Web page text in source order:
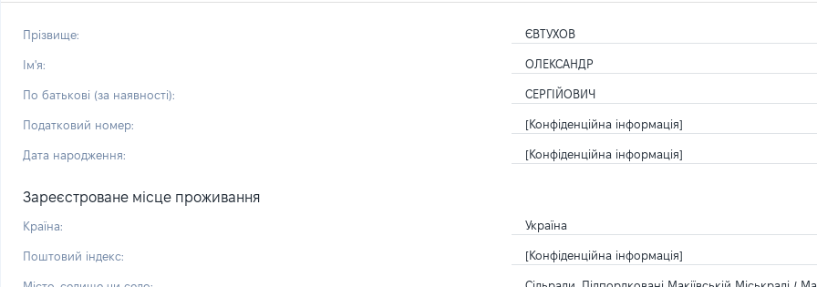
Прізвище: ЄВТУХОВ
Ім'я: ОЛЕКСАНДР
По батькові (за наявності): СЕРГІЙОВИЧ
Податковий номер: [Конфіденційна інформація]
Дата народження: [Конфіденційна інформація]
Зареєстроване місце проживання
Країна: Україна
Поштовий індекс: [Конфіденційна інформація]